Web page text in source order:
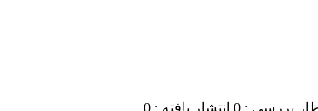
بررسی : 0 انتشار یافته : 0